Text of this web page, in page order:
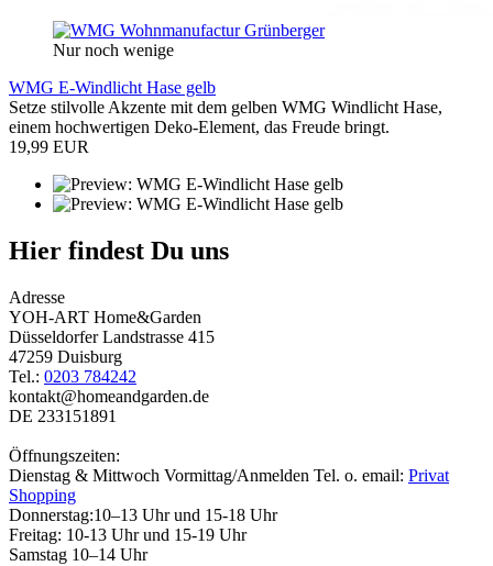
Nur noch wenige
WMG E-Windlicht Hase gelb
Setze stilvolle Akzente mit dem gelben WMG Windlicht Hase,
einem hochwertigen Deko-Element, das Freude bringt.
19,99 EUR
Hier findest Du uns
Adresse
YOH-ART Home&Garden
Düsseldorfer Landstrasse 415
47259 Duisburg
Tel.: 0203 784242
kontakt@homeandgarden.de
DE 233151891
Öffnungszeiten:
Dienstag & Mittwoch Vormittag/Anmelden Tel. o. email: Privat
Shopping
Donnerstag:10–13 Uhr und 15-18 Uhr
Freitag: 10-13 Uhr und 15-19 Uhr
Samstag 10–14 Uhr